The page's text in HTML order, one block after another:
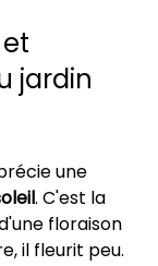
jardin
une
. C'est la
floraison
il fleurit peu.